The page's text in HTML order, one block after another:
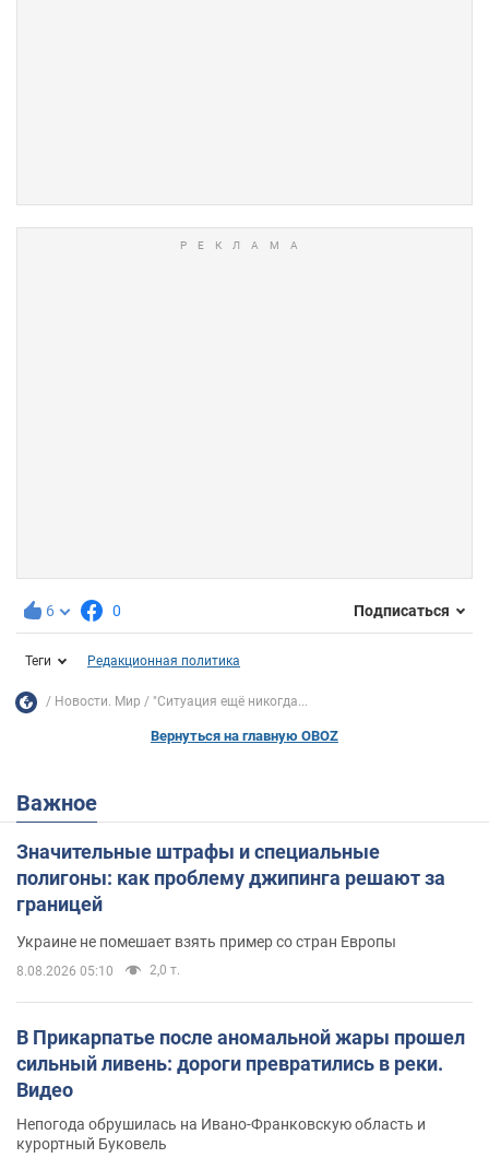
6 0 Подписаться
Теги Редакционная политика
Новости. Мир "Ситуация ещё никогда...
Вернуться на главную OBOZ
Важное
Значительные штрафы и специальные
полигоны: как проблему джипинга решают за
границей
Украине не помешает взять пример со стран Европы
8.08.2026 05:10 2,0 т.
В Прикарпатье после аномальной жары прошел
сильный ливень: дороги превратились в реки.
Видео
Непогода обрушилась на Ивано-Франковскую область и
курортный Буковель